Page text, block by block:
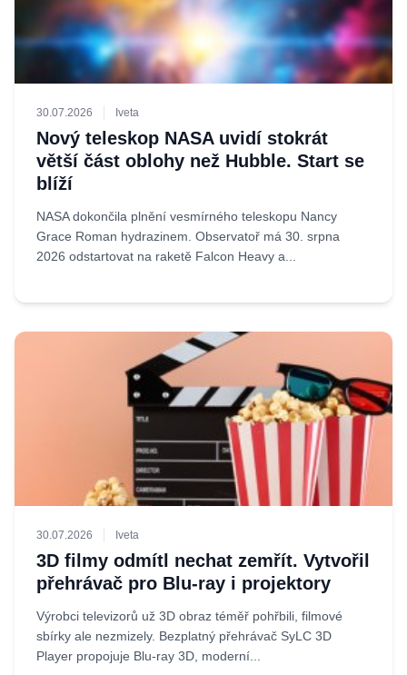
30.07.2026 Iveta
Nový teleskop NASA uvidí stokrát
větší část oblohy než Hubble. Start se
blíží
NASA dokončila plnění vesmírného teleskopu Nancy
Grace Roman hydrazinem. Observatoř má 30. srpna
2026 odstartovat na raketě Falcon Heavy a...
30.07.2026 Iveta
3D filmy odmítl nechat zemřít. Vytvořil
přehrávač pro Blu-ray i projektory
Výrobci televizorů už 3D obraz téměř pohřbili, filmové
sbírky ale nezmizely. Bezplatný přehrávač SyLC 3D
Player propojuje Blu-ray 3D, moderní...